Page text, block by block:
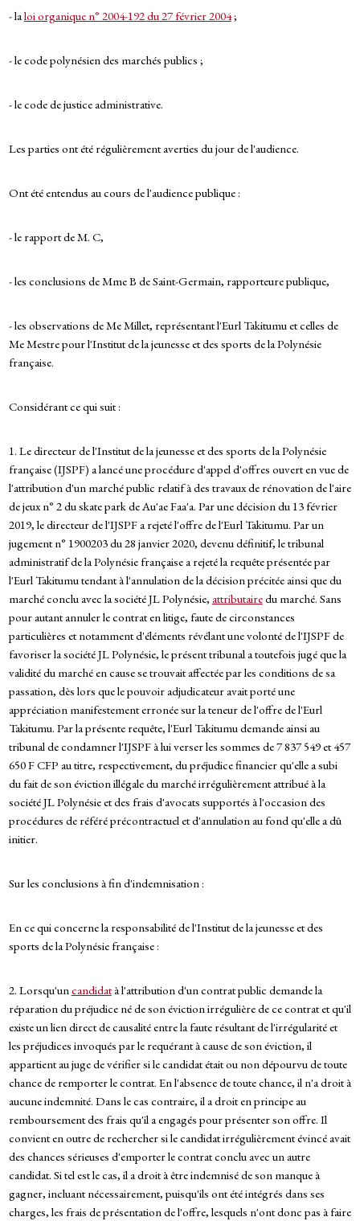
- laloi organique n° 2004-192 du 27 février 2004;
- le code polynésien des marchés publics ;
- le code de justice administrative.
Les parties ont été régulièrement averties du jour de l'audience.
Ont été entendus au cours de l'audience publique :
- le rapport de M. C,
- les conclusions de Mme B de Saint-Germain, rapporteure publique,
- les observations de Me Millet, représentant l'Eurl Takitumu et celles de
Me Mestre pour l'Institut de la jeunesse et des sports de la Polynésie
française.
Considérant ce qui suit :
1. Le directeur de l'Institut de la jeunesse et des sports de la Polynésie
française (IJSPF) a lancé une procédure d'appel d'offres ouvert en vue de
l'attribution d'un marché public relatif à des travaux de rénovation de l'aire
de jeux n° 2 du skate park de Au'ae Faa'a. Par une décision du 13 février
2019, le directeur de l'IJSPF a rejeté l'offre de l'Eurl Takitumu. Par un
jugement n° 1900203 du 28 janvier 2020, devenu définitif, le tribunal
administratif de la Polynésie française a rejeté la requête présentée par
l'Eurl Takitumu tendant à l'annulation de la décision précitée ainsi que du
marché conclu avec la société JL Polynésie, attributairedu marché. Sans
pour autant annuler le contrat en litige, faute de circonstances
particulières et notamment d'éléments révélant une volonté de l'IJSPF de
favoriser la société JL Polynésie, le présent tribunal a toutefois jugé que la
validité du marché en cause se trouvait affectée par les conditions de sa
passation, dès lors que le pouvoir adjudicateur avait porté une
appréciation manifestement erronée sur la teneur de l'offre de l'Eurl
Takitumu. Par la présente requête, l'Eurl Takitumu demande ainsi au
tribunal de condamner l'IJSPF à lui verser les sommes de 7 837 549 et 457
650 F CFP au titre, respectivement, du préjudice financier qu'elle a subi
du fait de son éviction illégale du marché irrégulièrement attribué à la
société JL Polynésie et des frais d'avocats supportés à l'occasion des
procédures de référé précontractuel et d'annulation au fond qu'elle a dû
initier.
Sur les conclusions à fin d'indemnisation :
En ce qui concerne la responsabilité de l'Institut de la jeunesse et des
sports de la Polynésie française :
2. Lorsqu'uncandidatà l'attribution d'un contrat public demande la
réparation du préjudice né de son éviction irrégulière de ce contrat et qu'il
existe un lien direct de causalité entre la faute résultant de l'irrégularité et
les préjudices invoqués par le requérant à cause de son éviction, il
appartient au juge de vérifier si le candidat était ou non dépourvu de toute
chance de remporter le contrat. En l'absence de toute chance, il n'a droit à
aucune indemnité. Dans le cas contraire, il a droit en principe au
remboursement des frais qu'il a engagés pour présenter son offre. Il
convient en outre de rechercher si le candidat irrégulièrement évincé avait
des chances sérieuses d'emporter le contrat conclu avec un autre
candidat. Si tel est le cas, il a droit à être indemnisé de son manque à
gagner, incluant nécessairement, puisqu'ils ont été intégrés dans ses
charges, les frais de présentation de l'offre, lesquels n'ont donc pas à faire